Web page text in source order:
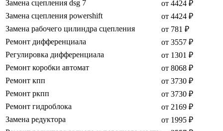
Замена сцепления dsg 7
от 4424 ₽
Замена сцепления powershift
от 4424 ₽
Замена рабочего цилиндра сцепления
от 781 ₽
Ремонт дифференциала
от 3557 ₽
Регулировка дифференциала
от 1301 ₽
Ремонт коробки автомат
от 8068 ₽
Ремонт кпп
от 3730 ₽
Ремонт ркпп
от 3730 ₽
Ремонт гидроблока
от 2169 ₽
Замена редуктора
от 1995 ₽